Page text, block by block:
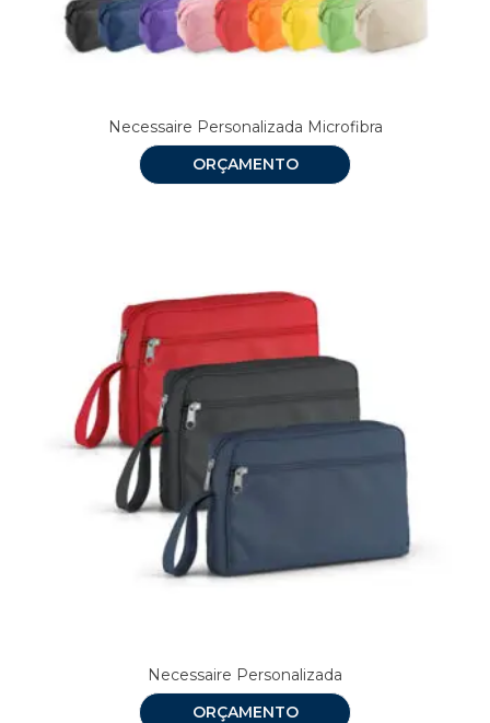
Necessaire Personalizada Microfibra
ORÇAMENTO
Necessaire Personalizada
ORÇAMENTO